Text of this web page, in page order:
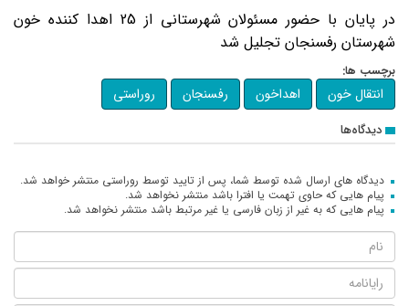
در پایان با حضور مسئولان شهرستانی از 25 اهدا کننده خون
شهرستان رفسنجان تجلیل شد
برچسب ها:
انتقال خون اهداخون رفسنجان روراستی
دیدگاه‌ها
دیدگاه های ارسال شده توسط شما، پس از تایید توسط روراستی منتشر خواهد شد.
پیام هایی که حاوی تهمت یا افترا باشد منتشر نخواهد شد.
پیام هایی که به غیر از زبان فارسی یا غیر مرتبط باشد منتشر نخواهد شد.